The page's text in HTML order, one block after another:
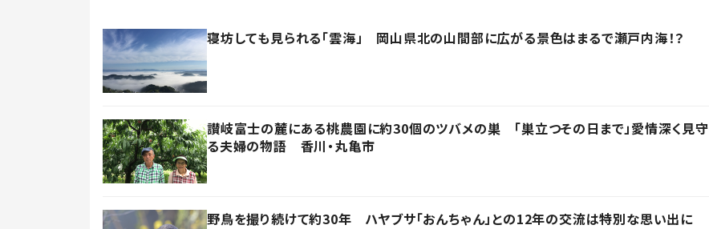
寝坊しても見られる「雲海」 岡山県北の山間部に広がる景色はまるで瀬戸内海！？
讃岐富士の麓にある桃農園に約30個のツバメの巣 「巣立つその日まで」愛情深く見守
る夫婦の物語 香川・丸亀市
野鳥を撮り続けて約30年 ハヤブサ「おんちゃん」との12年の交流は特別な思い出に